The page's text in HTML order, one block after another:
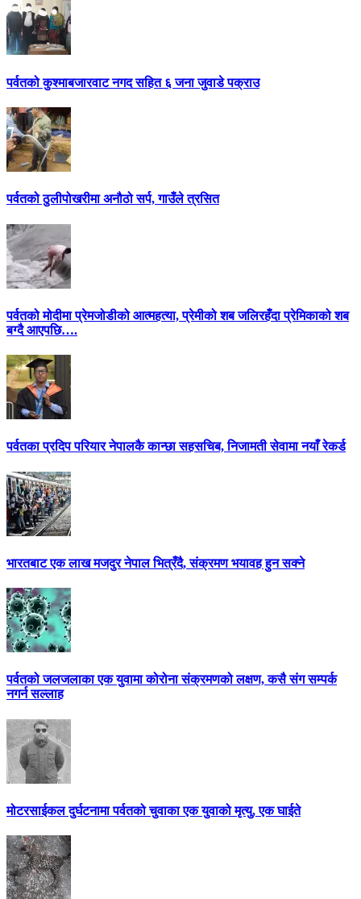
पर्वतको कुश्माबजारवाट नगद सहित ६ जना जुवाडे पक्राउ
पर्वतको ठुलीपोखरीमा अनौठो सर्प, गाउँले त्रसित
पर्वतको मोदीमा प्रेमजोडीको आत्महत्या, प्रेमीको शब जलिरहँदा प्रेमिकाको शब
बग्दै आएपछि….
पर्वतका प्रदिप परियार नेपालकै कान्छा सहसचिब, निजामती सेवामा नयाँ रेकर्ड
भारतबाट एक लाख मजदुर नेपाल भित्रँदै, संक्रमण भयावह हुन सक्ने
पर्वतको जलजलाका एक युवामा कोरोना संक्रमणको लक्षण, कसै संग सम्पर्क
नगर्न सल्लाह
मोटरसाईकल दुर्घटनामा पर्वतको चुवाका एक युवाको मृत्यु, एक घाईते